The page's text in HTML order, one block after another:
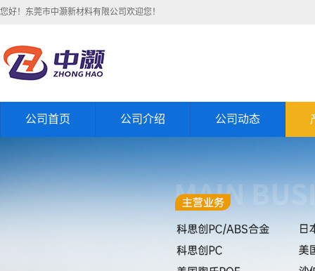
您好！东莞市中灏新材料有限公司欢迎您！
公司首页 公司介绍 公司动态